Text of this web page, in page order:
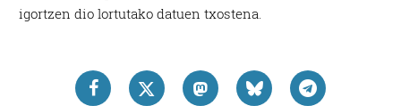
igortzen dio lortutako datuen txostena.